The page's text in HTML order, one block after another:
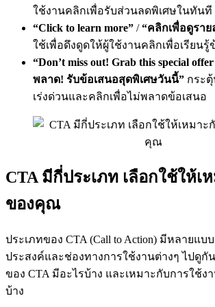
ใช้งานคลิกเพื่อรับส่วนลดพิเศษในทันที
“Click to learn more” /“คลิกเพื่อดูราย
ใช้เพื่อดึงดูดให้ผู้ใช้งานคลิกเพื่อเรียนรู้
“Don’t miss out! Grab this special
พลาด! รับข้อเสนอสุดพิเศษวันนี้” กระ
เร่งด่วนและคลิกเพื่อไม่พลาดข้อเสนอ
CTA มีกี่ประเภท เลือกใช้ให้เ
ของคุณ
ประเภทของ CTA (Call to Action) มีหลายแ
ประสงค์และช่องทางการใช้งานต่างๆ ไปดูกั
ของ CTA มีอะไรบ้าง และเหมาะกับการใช้ง
บ้าง